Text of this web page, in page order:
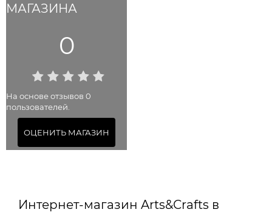
МАГАЗИНА
0
На основе отзывов 0
пользователей.
ОЦЕНИТЬ МАГАЗИН
Интернет-магазин Arts&Crafts в